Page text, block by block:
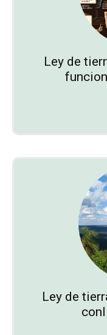
Ley de
Ley de